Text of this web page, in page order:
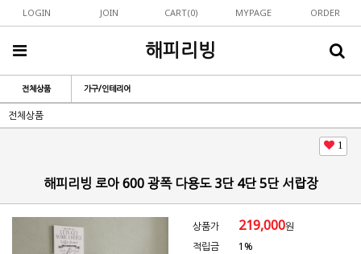
LOGIN JOIN CART(0) MYPAGE ORDER
해피리빙
전체상품 가구/인테리어
전체상품
1
해피리빙 로아 600 광폭 다용도 3단 4단 5단 서랍장
상품가 219,000원
적립금
1%